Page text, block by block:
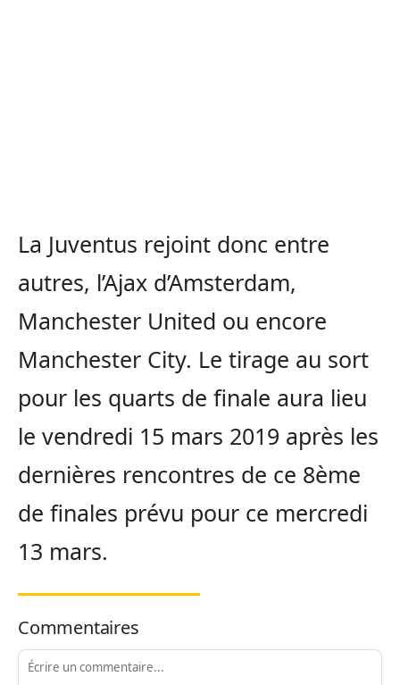
La Juventus rejoint donc entre
autres, l’Ajax d’Amsterdam,
Manchester United ou encore
Manchester City. Le tirage au sort
pour les quarts de finale aura lieu
le vendredi 15 mars 2019 après les
dernières rencontres de ce 8ème
de finales prévu pour ce mercredi
13 mars.
Commentaires